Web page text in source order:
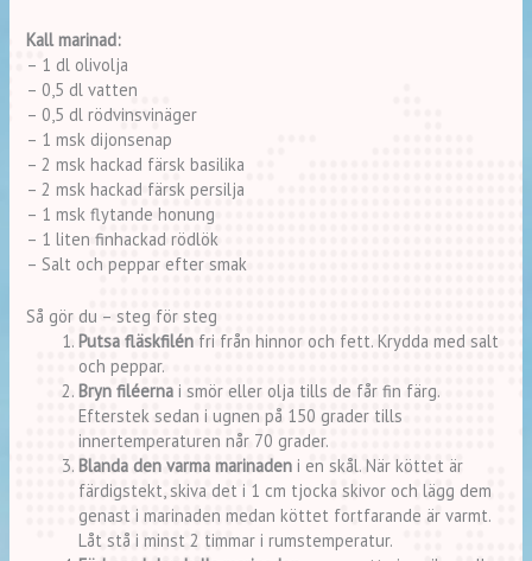
Kall marinad:
– 1 dl olivolja
– 0,5 dl vatten
– 0,5 dl rödvinsvinäger
– 1 msk dijonsenap
– 2 msk hackad färsk basilika
– 2 msk hackad färsk persilja
– 1 msk flytande honung
– 1 liten finhackad rödlök
– Salt och peppar efter smak
Så gör du – steg för steg
Putsa fläskfilén fri från hinnor och fett. Krydda med salt
och peppar.
Bryn filéerna i smör eller olja tills de får fin färg.
Efterstek sedan i ugnen på 150 grader tills
innertemperaturen når 70 grader.
Blanda den varma marinaden i en skål. När köttet är
färdigstekt, skiva det i 1 cm tjocka skivor och lägg dem
genast i marinaden medan köttet fortfarande är varmt.
Låt stå i minst 2 timmar i rumstemperatur.